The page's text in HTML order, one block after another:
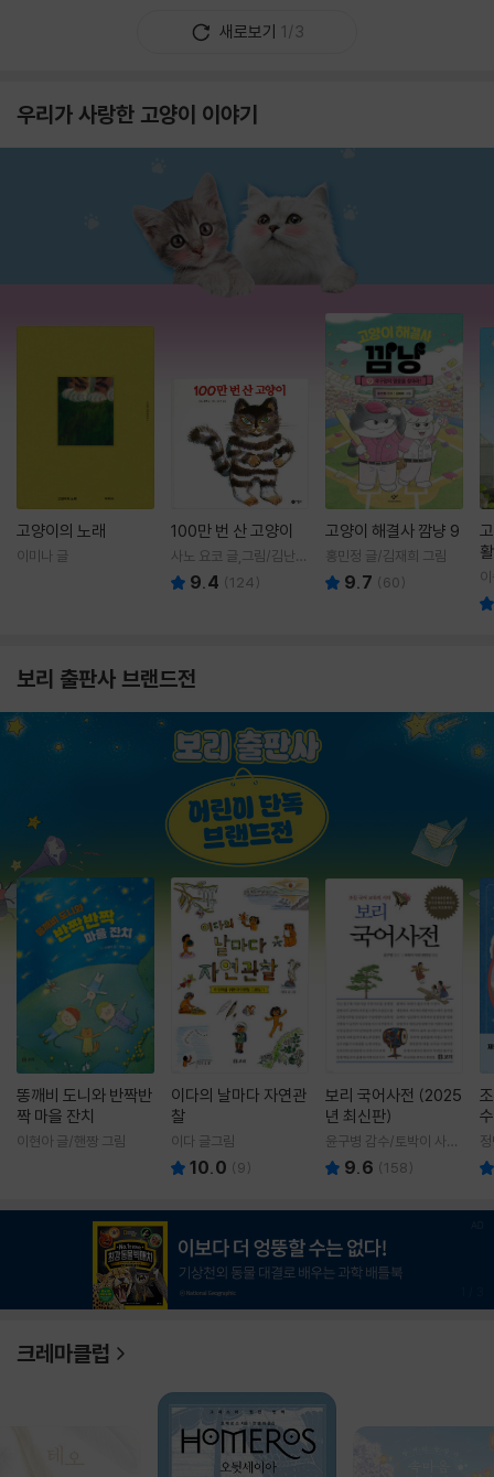
새로보기 1/3
우리가 사랑한 고양이 이야기
고양이의 노래
이미나 글
100만 번 산 고양이
사노 요코 글,그림/김난주
역 9.4 (124)
고양이 해결사 깜냥 9
홍민정 글/김재희 그림
9.7 (60)
보리 출판사 브랜드전
똥깨비 도니와 반짝반
짝 마을 잔치
이현아 글/핸짱 그림
이다의 날마다 자연관
찰
이다 글그림
10.0 (9)
보리 국어사전 (2025
년 최신판)
윤구병 감수/토박이 사전
편찬실 편
9.6 (158)
크레마클럽